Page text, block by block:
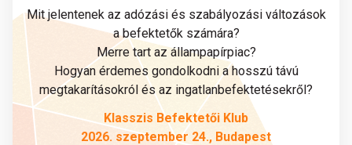
Mit jelentenek az adózási és szabályozási változások
a befektetők számára?
Merre tart az állampapírpiac?
Hogyan érdemes gondolkodni a hosszú távú
megtakarításokról és az ingatlanbefektetésekről?
Klasszis Befektetői Klub
2026. szeptember 24., Budapest